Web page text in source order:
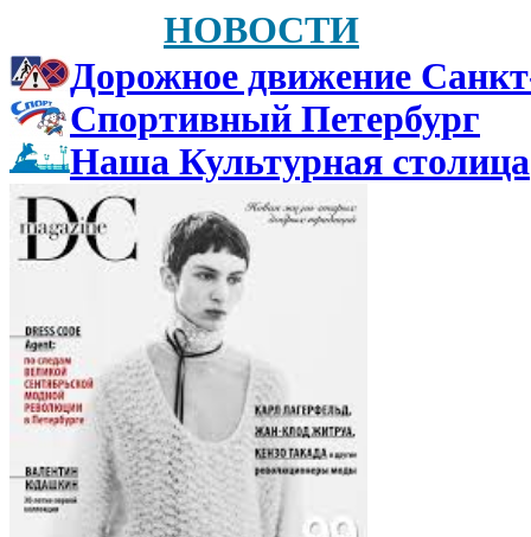
НОВОСТИ
Дорожное движение
Спортивный Петербург
Наша Культурная столица